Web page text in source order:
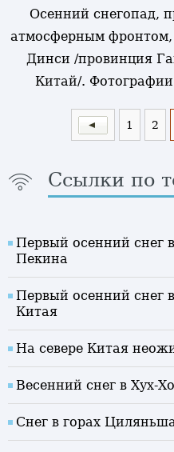
Осенний снегопад,
атмосферным фронтом,
Динси /провинция
Китай/.
1 2
Ссылки по
Первый осенний снег
Пекина
Первый осенний снег
Китая
На севере Китая
Весенний снег в Хух-
Снег в горах